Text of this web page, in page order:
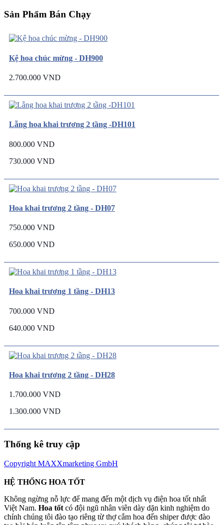
Sản Phẩm Bán Chạy
Kệ hoa chúc mừng - DH900
2.700.000 VND
Lẵng hoa khai trương 2 tầng -DH101
800.000 VND
730.000 VND
Hoa khai trương 2 tầng - DH07
750.000 VND
650.000 VND
Hoa khai trương 1 tầng - DH13
700.000 VND
640.000 VND
Hoa khai trương 2 tầng - DH28
1.700.000 VND
1.300.000 VND
Thống kê truy cập
Copyright MAXXmarketing GmbH
HỆ THỐNG HOA TỐT
Không ngừng nỗ lực để mang đến một dịch vụ điện hoa tốt nhất
Việt Nam. Hoa tốt có đội ngũ nhân viên dày dặn kinh nghiệm do
chính chúng tôi đào tạo riêng từ thợ cắm hoa đến shiper được đào